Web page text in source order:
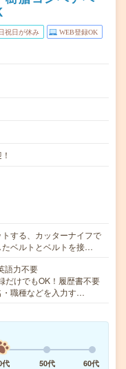
祝日が休み WEB登録OK
する、カッターナイフで
ベルトとベルトを接…
語力不要
けでもOK！履歴書不要
職種などを入力す…
代 50代 60代